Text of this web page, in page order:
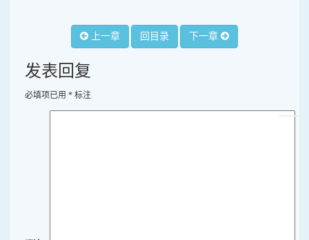
上一章 回目录 下一章
发表回复
必填项已用 * 标注